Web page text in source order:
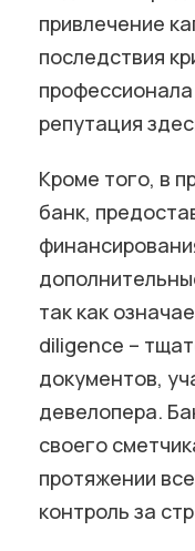
привлечение
последствия
репутация
Кроме того, в
банк,
так как
diligence –
документов,
девелопера.
своего
протяжении
контроль за